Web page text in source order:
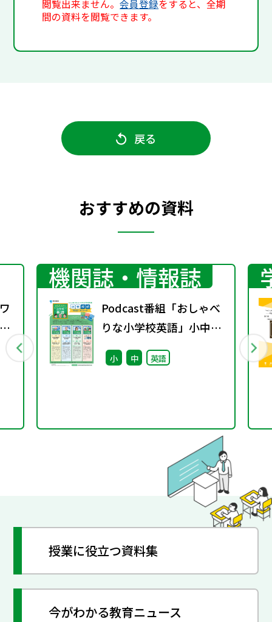
閲覧出来ません。会員登録をすると、全期
間の資料を閲覧できます。
戻る
おすすめの資料
機関誌・情報誌
Podcast番組「おしゃべ
りな小学校英語」小中接
続エピソード配信のお知
らせ
小 中 英語
授業に役立つ資料集
今がわかる教育ニュース